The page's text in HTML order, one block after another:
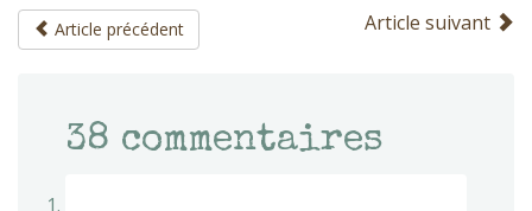
Article précédent Article suivant
38 commentaires